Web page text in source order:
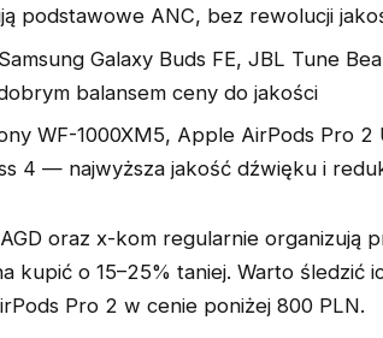
podstawowe ANC, bez rewolucji
Samsung Galaxy Buds FE, JBL Tune
balansem ceny do jakości
WF-1000XM5, Apple AirPods Pro 2
4 — najwyższa jakość dźwięku i
oraz x-kom regularnie organizują
kupić o 15–25% taniej. Warto
Pro 2 w cenie poniżej 800 PLN.